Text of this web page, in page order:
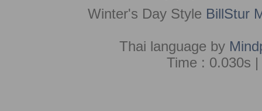
Winter's Day Style BillStur
Thai language by
Time : 0.030s